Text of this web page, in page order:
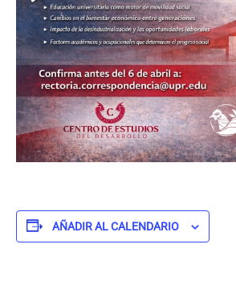
AÑADIR AL CALENDARIO